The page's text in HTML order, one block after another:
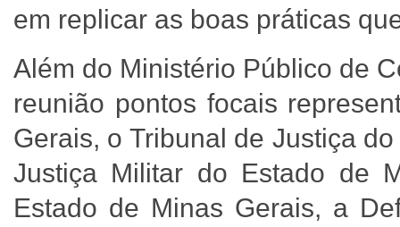
em replicar as boas práticas
Além do Ministério Público de
reunião pontos focais
Gerais, o Tribunal de Justiça
Justiça Militar do Estado de
Estado de Minas Gerais, a